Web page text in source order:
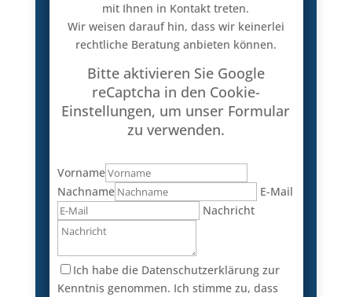
mit Ihnen in Kontakt treten.
Wir weisen darauf hin, dass wir keinerlei
rechtliche Beratung anbieten können.
Bitte aktivieren Sie Google
reCaptcha in den Cookie-
Einstellungen, um unser Formular
zu verwenden.
Vorname
Nachname
E-Mail
Nachricht
Ich habe die Datenschutzerklärung zur
Kenntnis genommen. Ich stimme zu, dass